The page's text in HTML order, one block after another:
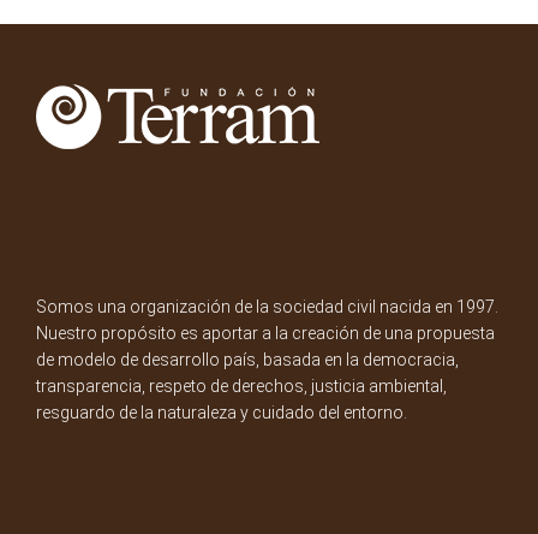
Somos una organización de la sociedad civil nacida en 1997.
Nuestro propósito es aportar a la creación de una propuesta
de modelo de desarrollo país, basada en la democracia,
transparencia, respeto de derechos, justicia ambiental,
resguardo de la naturaleza y cuidado del entorno.